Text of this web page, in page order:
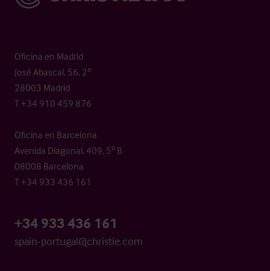
Oficina en Madrid
José Abascal, 56, 2º
28003 Madrid
T +34 910 459 876
Oficina en Barcelona
Avenida Diagonal, 409, 5º B
08008 Barcelona
T +34 933 436 161
+34 933 436 161
spain-portugal@christie.com